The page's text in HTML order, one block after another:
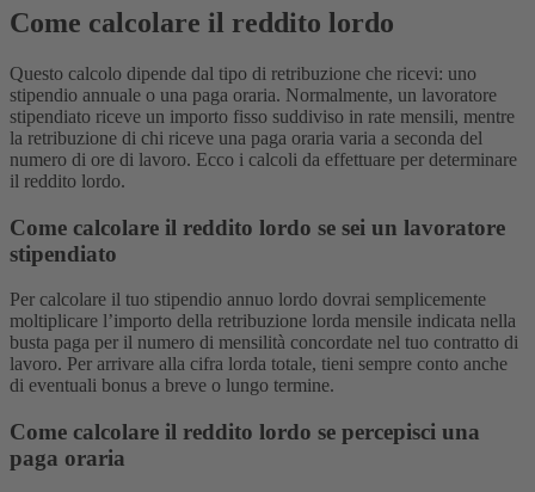
Come calcolare il reddito lordo
Questo calcolo dipende dal tipo di retribuzione che ricevi: uno
stipendio annuale o una paga oraria. Normalmente, un lavoratore
stipendiato riceve un importo fisso suddiviso in rate mensili, mentre
la retribuzione di chi riceve una paga oraria varia a seconda del
numero di ore di lavoro. Ecco i calcoli da effettuare per determinare
il reddito lordo.
Come calcolare il reddito lordo se sei un lavoratore
stipendiato
Per calcolare il tuo stipendio annuo lordo dovrai semplicemente
moltiplicare l’importo della retribuzione lorda mensile indicata nella
busta paga per il numero di mensilità concordate nel tuo contratto di
lavoro. Per arrivare alla cifra lorda totale, tieni sempre conto anche
di eventuali bonus a breve o lungo termine.
Come calcolare il reddito lordo se percepisci una
paga oraria